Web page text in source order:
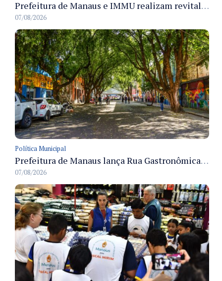
Prefeitura de Manaus e IMMU realizam revitalização da sinalização viária em corredores das zonas Sul e Norte na noite de 6/8
07/08/2026
Política Municipal
Prefeitura de Manaus lança Rua Gastronômica preservando as 17 árvores da Ferreira Pena no Centro
07/08/2026